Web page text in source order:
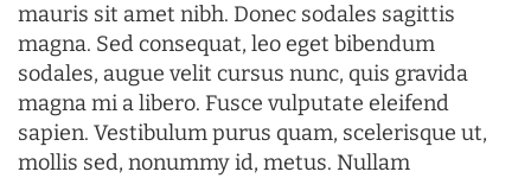
mauris sit amet nibh. Donec sodales sagittis
magna. Sed consequat, leo eget bibendum
sodales, augue velit cursus nunc, quis gravida
magna mi a libero. Fusce vulputate eleifend
sapien. Vestibulum purus quam, scelerisque ut,
mollis sed, nonummy id, metus. Nullam